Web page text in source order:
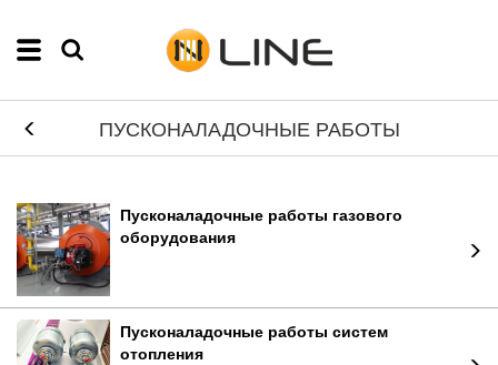
ПУСКОНАЛАДОЧНЫЕ РАБОТЫ
Пусконаладочные работы газового
оборудования
Пусконаладочные работы систем
отопления